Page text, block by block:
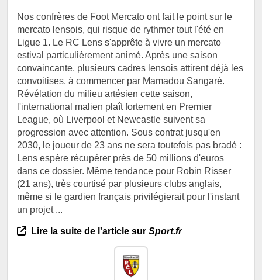
Nos confrères de Foot Mercato ont fait le point sur le
mercato lensois, qui risque de rythmer tout l'été en
Ligue 1. Le RC Lens s'apprête à vivre un mercato
estival particulièrement animé. Après une saison
convaincante, plusieurs cadres lensois attirent déjà les
convoitises, à commencer par Mamadou Sangaré.
Révélation du milieu artésien cette saison,
l'international malien plaît fortement en Premier
League, où Liverpool et Newcastle suivent sa
progression avec attention. Sous contrat jusqu'en
2030, le joueur de 23 ans ne sera toutefois pas bradé :
Lens espère récupérer près de 50 millions d'euros
dans ce dossier. Même tendance pour Robin Risser
(21 ans), très courtisé par plusieurs clubs anglais,
même si le gardien français privilégierait pour l'instant
un projet ...
Lire la suite de l'article sur Sport.fr